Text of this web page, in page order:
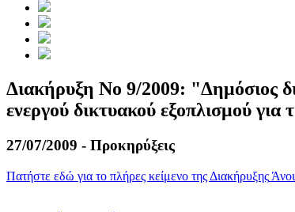
Διακήρυξη Νο 9/2009: "Δημόσιος
ενεργού δικτυακού εξοπλισμού
27/07/2009 - Προκηρύξεις
Πατήστε εδώ για το πλήρες κείμενο της Διακήρυξης